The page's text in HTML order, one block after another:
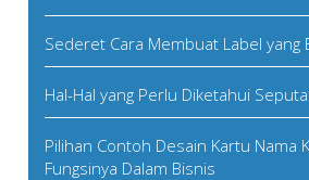
Sederet Cara Membuat Label yang
Hal-Hal yang Perlu Diketahui
Pilihan Contoh Desain Kartu Nama
Fungsinya Dalam Bisnis